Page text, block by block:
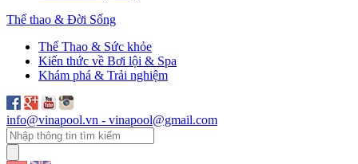
Thể thao & Đời Sống
Thể Thao & Sức khỏe
Kiến thức về Bơi lội & Spa
Khám phá & Trải nghiệm
info@vinapool.vn - vinapool@gmail.com